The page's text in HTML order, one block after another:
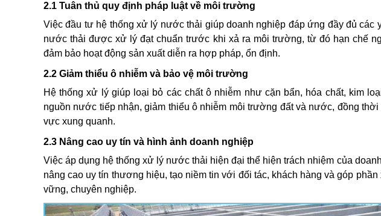
2.1 Tuân thủ quy định pháp luật về môi trường
Việc đầu tư hệ thống xử lý nước thải giúp doanh nghiệp đáp ứng đầy đủ các
nước thải được xử lý đạt chuẩn trước khi xả ra môi trường, từ đó hạn chế
đảm bảo hoạt động sản xuất diễn ra hợp pháp, ổn định.
2.2 Giảm thiểu ô nhiễm và bảo vệ môi trường
Hệ thống xử lý giúp loại bỏ các chất ô nhiễm như cặn bẩn, hóa chất, kim
nguồn nước tiếp nhận, giảm thiểu ô nhiễm môi trường đất và nước, đồng
vực xung quanh.
2.3 Nâng cao uy tín và hình ảnh doanh nghiệp
Việc áp dụng hệ thống xử lý nước thải hiện đại thể hiện trách nhiệm của
nâng cao uy tín thương hiệu, tạo niềm tin với đối tác, khách hàng và góp
vững, chuyên nghiệp.